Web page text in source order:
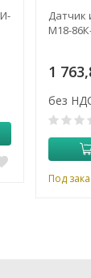
Датчик
М18-
1
без
Под